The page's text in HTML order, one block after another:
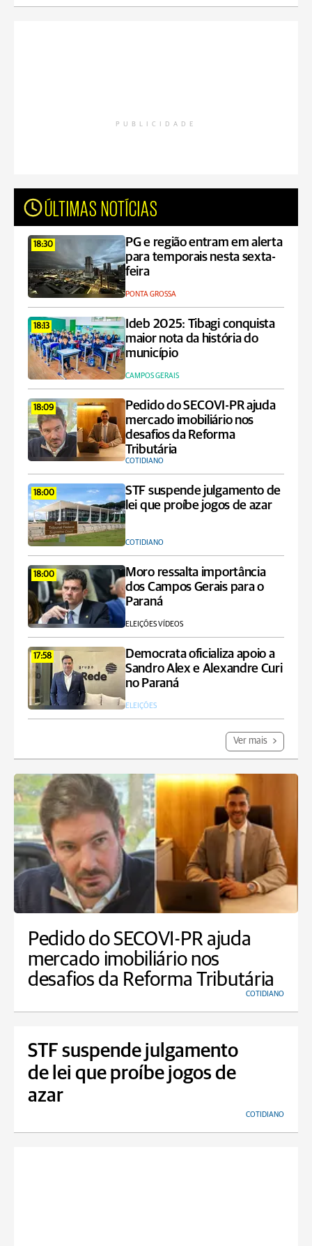
PUBLICIDADE
ÚLTIMAS NOTÍCIAS
18:30
PG e região entram em alerta
para temporais nesta sexta-
feira
PONTA GROSSA
18:13
Ideb 2025: Tibagi conquista
maior nota da história do
município
CAMPOS GERAIS
18:09
Pedido do SECOVI-PR ajuda
mercado imobiliário nos
desafios da Reforma
Tributária
COTIDIANO
18:00
STF suspende julgamento de
lei que proíbe jogos de azar
COTIDIANO
18:00
Moro ressalta importância
dos Campos Gerais para o
Paraná
ELEIÇÕES VÍDEOS
17:58
Democrata oficializa apoio a
Sandro Alex e Alexandre Curi
no Paraná
ELEIÇÕES
Ver mais
Pedido do SECOVI-PR ajuda
mercado imobiliário nos
desafios da Reforma Tributária
COTIDIANO
STF suspende julgamento
de lei que proíbe jogos de
azar
COTIDIANO